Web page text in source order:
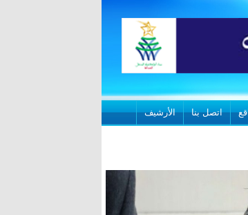
اتصل بنا الأرشيف